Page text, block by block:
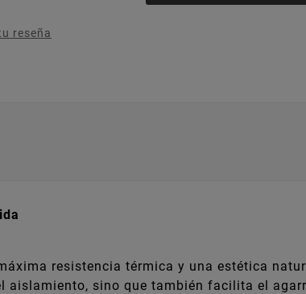
reseña
resistencia térmica y una estética
aislamiento, sino que también facilita el